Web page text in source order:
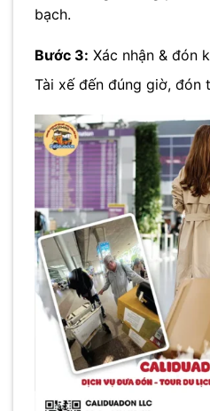
bạch.
Bước 3: Xác nhận & đón
Tài xế đến đúng giờ, đón